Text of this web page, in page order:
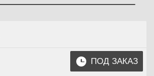
ПОД ЗАКАЗ